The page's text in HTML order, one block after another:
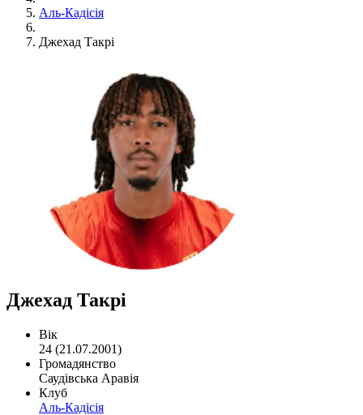
Аль-Кадісія
Джехад Такрі
Джехад Такрі
Вік
24 (21.07.2001)
Громадянство
Саудівська Аравія
Клуб
Аль-Кадісія